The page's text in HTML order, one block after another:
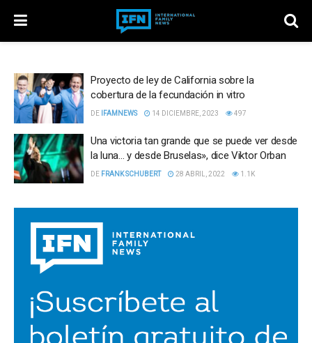
Proyecto de ley de California sobre la
cobertura de la fecundación in vitro
DE IFAMNEWS 14 DICIEMBRE, 2023 497
Una victoria tan grande que se puede ver desde
la luna… y desde Bruselas», dice Viktor Orban
DE FRANK SCHUBERT 28 ABRIL, 2022 1.1K